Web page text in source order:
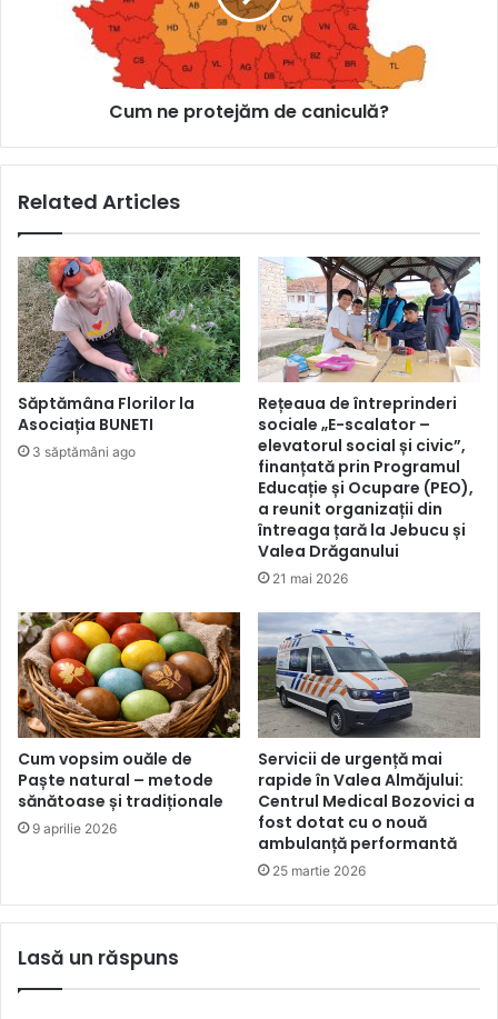
Cum ne protejăm de caniculă?
Related Articles
Săptămâna Florilor la
Asociația BUNETI
3 săptămâni ago
Rețeaua de întreprinderi
sociale „E-scalator –
elevatorul social și civic”,
finanțată prin Programul
Educație și Ocupare (PEO),
a reunit organizații din
întreaga țară la Jebucu și
Valea Drăganului
21 mai 2026
Cum vopsim ouăle de
Paște natural – metode
sănătoase și tradiționale
9 aprilie 2026
Servicii de urgență mai
rapide în Valea Almăjului:
Centrul Medical Bozovici a
fost dotat cu o nouă
ambulanță performantă
25 martie 2026
Lasă un răspuns